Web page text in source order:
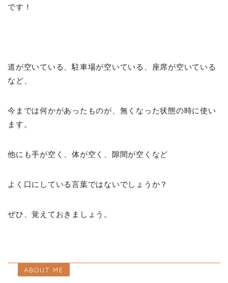
です！
道が空いている、駐車場が空いている、座席が空いている
など、
今までは何かがあったものが、無くなった状態の時に使い
ます。
他にも手が空く、体が空く、隙間が空くなど
よく口にしている言葉ではないでしょうか？
ぜひ、覚えておきましょう。
ABOUT ME